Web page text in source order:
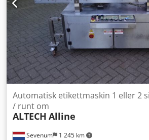
Sevenum 1 245 km
Automatisk etikettmaskin 1 eller 2
/ runt om
ALTECH Alline